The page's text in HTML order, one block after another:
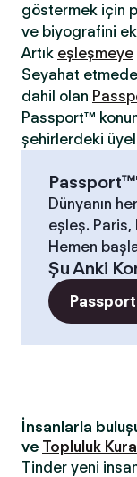
göstermek için
ve biyografini
Artık eşleşmeye
Seyahat
dahil olan
Passport™
şehirlerdeki
Dünyanın
eşleş. Paris,
Hemen
Şu Anki
İnsanlarla
ve Topluluk
Tinder yeni